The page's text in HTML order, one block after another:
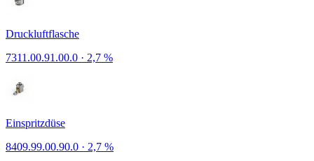
Druckluftflasche
7311.00.91.00.0 · 2,7 %
Einspritzdüse
8409.99.00.90.0 · 2,7 %